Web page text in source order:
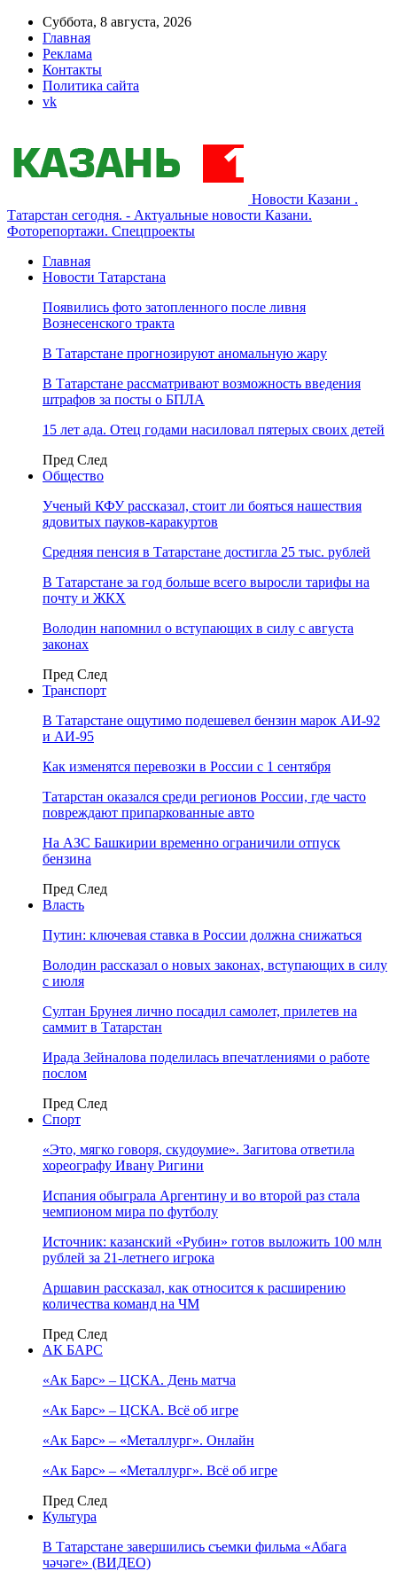
Суббота, 8 августа, 2026
Главная
Реклама
Контакты
Политика сайта
vk
Новости Казани .
Татарстан сегодня. - Актуальные новости Казани.
Фоторепортажи. Спецпроекты
Главная
Новости Татарстана
Появились фото затопленного после ливня
Вознесенского тракта
В Татарстане прогнозируют аномальную жару
В Татарстане рассматривают возможность введения
штрафов за посты о БПЛА
15 лет ада. Отец годами насиловал пятерых своих детей
Пред След
Общество
Ученый КФУ рассказал, стоит ли бояться нашествия
ядовитых пауков-каракуртов
Средняя пенсия в Татарстане достигла 25 тыс. рублей
В Татарстане за год больше всего выросли тарифы на
почту и ЖКХ
Володин напомнил о вступающих в силу с августа
законах
Пред След
Транспорт
В Татарстане ощутимо подешевел бензин марок АИ-92
и АИ-95
Как изменятся перевозки в России с 1 сентября
Татарстан оказался среди регионов России, где часто
повреждают припаркованные авто
На АЗС Башкирии временно ограничили отпуск
бензина
Пред След
Власть
Путин: ключевая ставка в России должна снижаться
Володин рассказал о новых законах, вступающих в силу
с июля
Султан Брунея лично посадил самолет, прилетев на
саммит в Татарстан
Ирада Зейналова поделилась впечатлениями о работе
послом
Пред След
Спорт
«Это, мягко говоря, скудоумие». Загитова ответила
хореографу Ивану Ригини
Испания обыграла Аргентину и во второй раз стала
чемпионом мира по футболу
Источник: казанский «Рубин» готов выложить 100 млн
рублей за 21-летнего игрока
Аршавин рассказал, как относится к расширению
количества команд на ЧМ
Пред След
АК БАРС
«Ак Барс» – ЦСКА. День матча
«Ак Барс» – ЦСКА. Всё об игре
«Ак Барс» – «Металлург». Онлайн
«Ак Барс» – «Металлург». Всё об игре
Пред След
Культура
В Татарстане завершились съемки фильма «Абага
чәчәге» (ВИДЕО)